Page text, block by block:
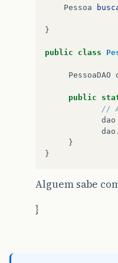
Pessoa
}
public class
PessoaDAO
public
//
dao
dao .
}
}
Alguem sabe
}